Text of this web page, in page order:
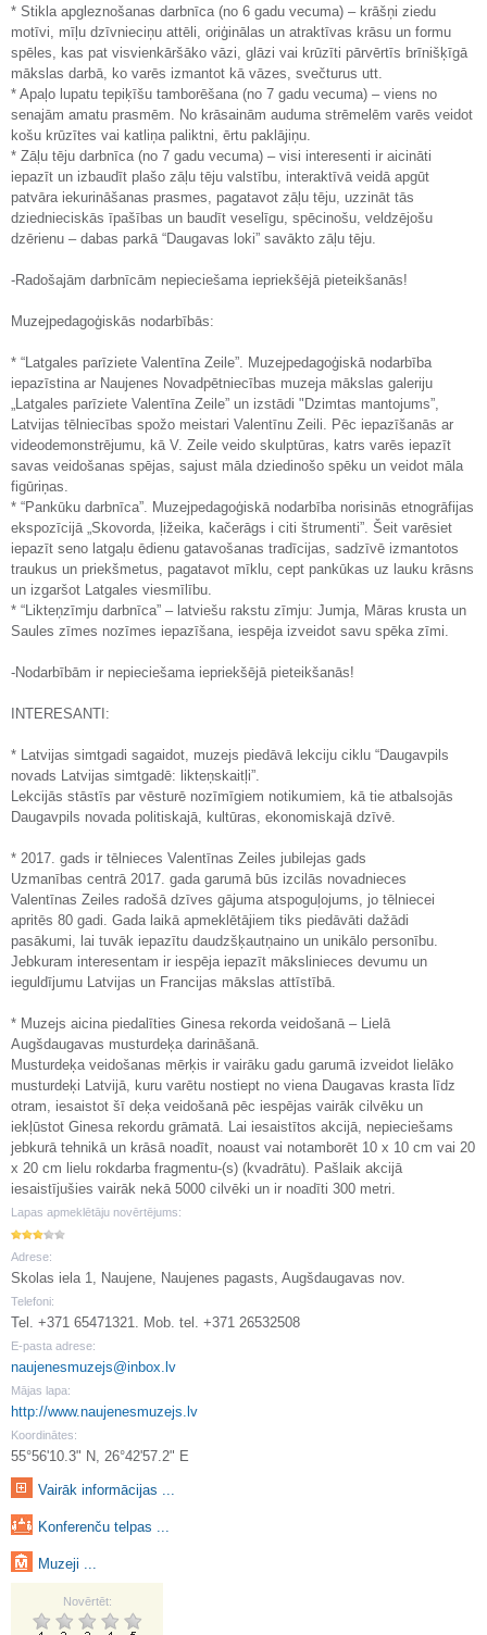
* Stikla apgleznošanas darbnīca (no 6 gadu vecuma) – krāšņi ziedu
motīvi, mīļu dzīvnieciņu attēli, oriģinālas un atraktīvas krāsu un formu
spēles, kas pat visvienkāršāko vāzi, glāzi vai krūzīti pārvērtīs brīnišķīgā
mākslas darbā, ko varēs izmantot kā vāzes, svečturus utt.
* Apaļo lupatu tepiķīšu tamborēšana (no 7 gadu vecuma) – viens no
senajām amatu prasmēm. No krāsainām auduma strēmelēm varēs veidot
košu krūzītes vai katliņa paliktni, ērtu paklājiņu.
* Zāļu tēju darbnīca (no 7 gadu vecuma) – visi interesenti ir aicināti
iepazīt un izbaudīt plašo zāļu tēju valstību, interaktīvā veidā apgūt
patvāra iekurināšanas prasmes, pagatavot zāļu tēju, uzzināt tās
dziednieciskās īpašības un baudīt veselīgu, spēcinošu, veldzējošu
dzērienu – dabas parkā “Daugavas loki” savākto zāļu tēju.
-Radošajām darbnīcām nepieciešama iepriekšējā pieteikšanās!
Muzejpedagoģiskās nodarbībās:
* “Latgales parīziete Valentīna Zeile”. Muzejpedagoģiskā nodarbība
iepazīstina ar Naujenes Novadpētniecības muzeja mākslas galeriju
„Latgales parīziete Valentīna Zeile” un izstādi "Dzimtas mantojums”,
Latvijas tēlniecības spožo meistari Valentīnu Zeili. Pēc iepazīšanās ar
videodemonstrējumu, kā V. Zeile veido skulptūras, katrs varēs iepazīt
savas veidošanas spējas, sajust māla dziedinošo spēku un veidot māla
figūriņas.
* “Pankūku darbnīca”. Muzejpedagoģiskā nodarbība norisinās etnogrāfijas
ekspozīcijā „Skovorda, ļižeika, kačerāgs i citi štrumenti”. Šeit varēsiet
iepazīt seno latgaļu ēdienu gatavošanas tradīcijas, sadzīvē izmantotos
traukus un priekšmetus, pagatavot mīklu, cept pankūkas uz lauku krāsns
un izgaršot Latgales viesmīlību.
* “Likteņzīmju darbnīca” – latviešu rakstu zīmju: Jumja, Māras krusta un
Saules zīmes nozīmes iepazīšana, iespēja izveidot savu spēka zīmi.
-Nodarbībām ir nepieciešama iepriekšējā pieteikšanās!
INTERESANTI:
* Latvijas simtgadi sagaidot, muzejs piedāvā lekciju ciklu “Daugavpils
novads Latvijas simtgadē: likteņskaitļi”.
Lekcijās stāstīs par vēsturē nozīmīgiem notikumiem, kā tie atbalsojās
Daugavpils novada politiskajā, kultūras, ekonomiskajā dzīvē.
* 2017. gads ir tēlnieces Valentīnas Zeiles jubilejas gads
Uzmanības centrā 2017. gada garumā būs izcilās novadnieces
Valentīnas Zeiles radošā dzīves gājuma atspoguļojums, jo tēlniecei
apritēs 80 gadi. Gada laikā apmeklētājiem tiks piedāvāti dažādi
pasākumi, lai tuvāk iepazītu daudzšķautņaino un unikālo personību.
Jebkuram interesentam ir iespēja iepazīt mākslinieces devumu un
ieguldījumu Latvijas un Francijas mākslas attīstībā.
* Muzejs aicina piedalīties Ginesa rekorda veidošanā – Lielā
Augšdaugavas musturdeķa darināšanā.
Musturdeķa veidošanas mērķis ir vairāku gadu garumā izveidot lielāko
musturdeķi Latvijā, kuru varētu nostiept no viena Daugavas krasta līdz
otram, iesaistot šī deķa veidošanā pēc iespējas vairāk cilvēku un
iekļūstot Ginesa rekordu grāmatā. Lai iesaistītos akcijā, nepieciešams
jebkurā tehnikā un krāsā noadīt, noaust vai notamborēt 10 x 10 cm vai 20
x 20 cm lielu rokdarba fragmentu-(s) (kvadrātu). Pašlaik akcijā
iesaistījušies vairāk nekā 5000 cilvēki un ir noadīti 300 metri.
Lapas apmeklētāju novērtējums:
Adrese:
Skolas iela 1, Naujene, Naujenes pagasts, Augšdaugavas nov.
Telefoni:
Tel. +371 65471321. Mob. tel. +371 26532508
E-pasta adrese:
naujenesmuzejs@inbox.lv
Mājas lapa:
http://www.naujenesmuzejs.lv
Koordinātes:
55°56'10.3" N, 26°42'57.2" E
Vairāk informācijas ...
Konferenču telpas ...
Muzeji ...
Novērtēt: